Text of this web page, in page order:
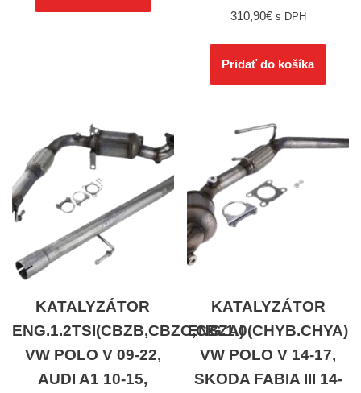
310,90€ s DPH
Pridať do košíka
KATALYZÁTOR
ENG.1.2TSI(CBZB,CBZC,CBZA)
VW POLO V 09-22,
AUDI A1 10-15,
KATALYZÁTOR
ENG.1.0(CHYB.CHYA)
VW POLO V 14-17,
SKODA FABIA III 14-